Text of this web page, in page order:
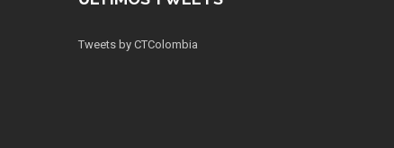
Tweets by CTColombia